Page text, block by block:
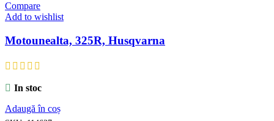
Compare
Add to wishlist
Motounealta, 325R, Husqvarna
In stoc
Adaugă în coș